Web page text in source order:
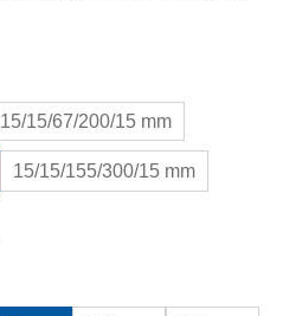
15/15/67/200/15 mm
15/15/155/300/15 mm